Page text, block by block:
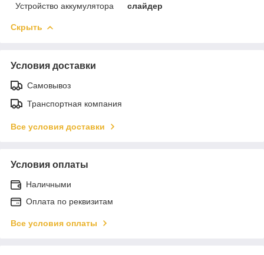
Устройство аккумулятора
слайдер
Скрыть
Условия доставки
Самовывоз
Транспортная компания
Все условия доставки
Условия оплаты
Наличными
Оплата по реквизитам
Все условия оплаты